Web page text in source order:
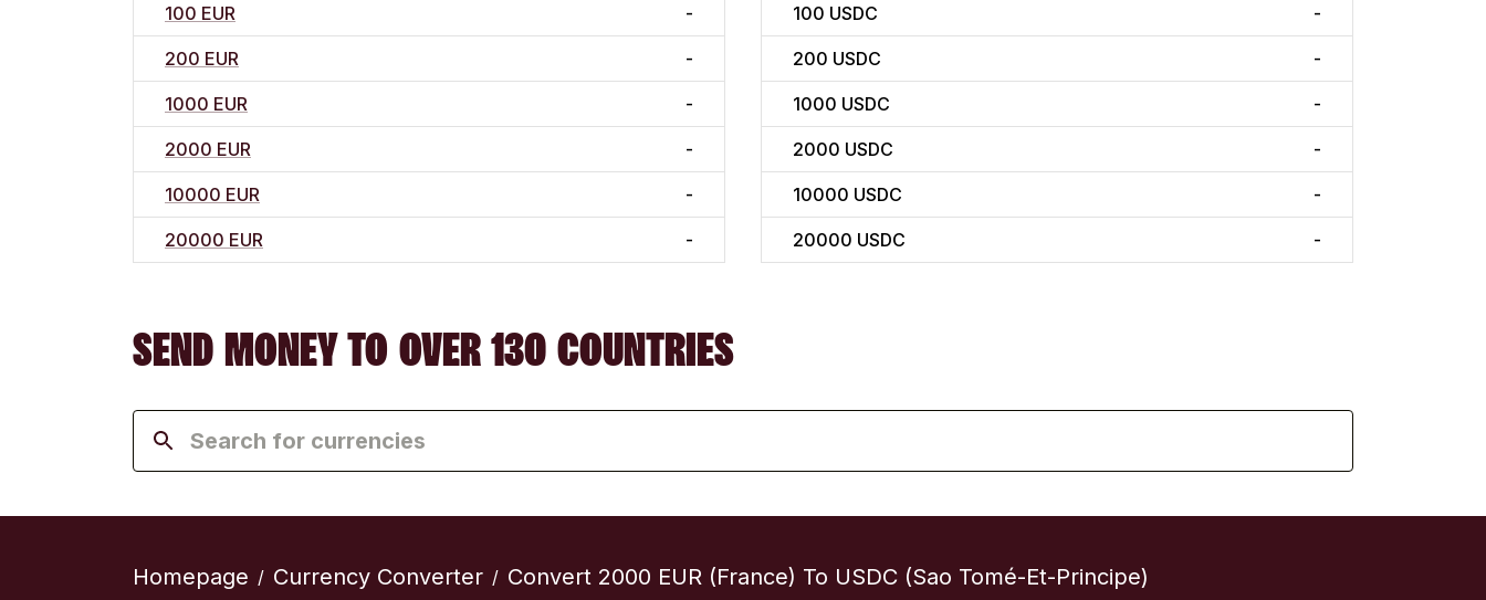
100 EUR -
200 EUR -
1000 EUR -
2000 EUR -
10000 EUR -
20000 EUR -
100 USDC -
200 USDC -
1000 USDC -
2000 USDC -
10000 USDC -
20000 USDC -
SEND MONEY TO OVER 130 COUNTRIES
Homepage / Currency Converter / Convert 2000 EUR (France) To USDC (Sao Tomé-Et-Principe)